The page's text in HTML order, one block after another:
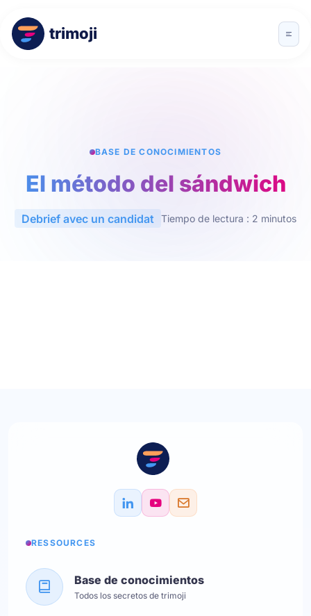
trimoji
BASE DE CONOCIMIENTOS
El método del sándwich
Debrief avec un candidat Tiempo de lectura : 2 minutos
RESSOURCES
Base de conocimientos
Todos los secretos de trimoji